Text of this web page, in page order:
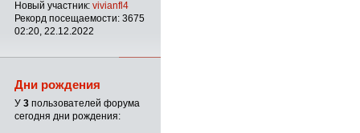
Новый участник: vivianfl4
Рекорд посещаемости: 3675
02:20, 22.12.2022
Дни рождения
У 3 пользователей форума
сегодня дни рождения: